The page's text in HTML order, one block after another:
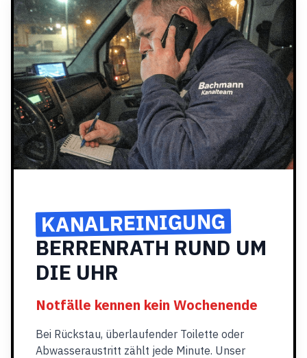
KANALREINIGUNG
BERRENRATH RUND UM
DIE UHR
Notfälle kennen kein Wochenende
Bei Rückstau, überlaufender Toilette oder
Abwasseraustritt zählt jede Minute. Unser